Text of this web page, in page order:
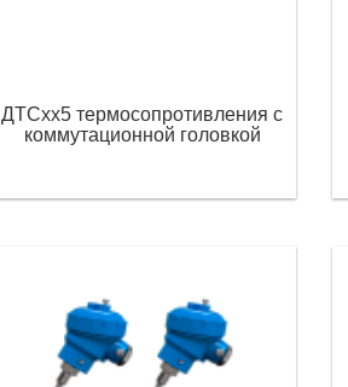
ДТСхх5 термосопротивления с
коммутационной головкой